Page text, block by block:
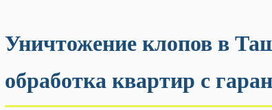
Уничтожение клопов в
обработка квартир с